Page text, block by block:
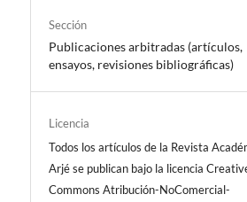
Sección
Publicaciones arbitradas (artículos,
ensayos, revisiones bibliográficas)
Licencia
Todos los artículos de la Revista
Arjé se publican bajo la licencia
Commons Atribución-NoComercial-